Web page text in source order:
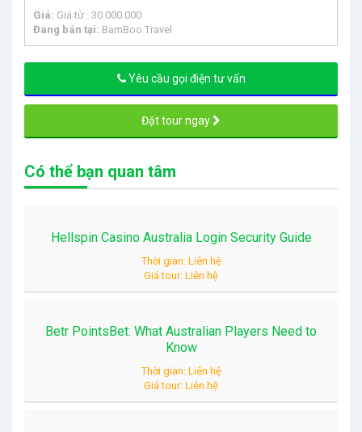
Giá: Giá từ : 30.000.000
Đang bán tại: BamBoo Travel
Yêu cầu gọi điện tư vấn
Đặt tour ngay
Có thể bạn quan tâm
Hellspin Casino Australia Login Security Guide
Thời gian: Liên hệ
Giá tour: Liên hệ
Betr PointsBet: What Australian Players Need to
Know
Thời gian: Liên hệ
Giá tour: Liên hệ